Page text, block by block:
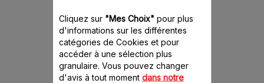
3.70 CHF
Ajouter au panier
Cliquez sur "Mes Choix" pour plus
d'informations sur les différentes
catégories de Cookies et pour
accéder à une sélection plus
granulaire. Vous pouvez changer
d'avis à tout moment dans notre